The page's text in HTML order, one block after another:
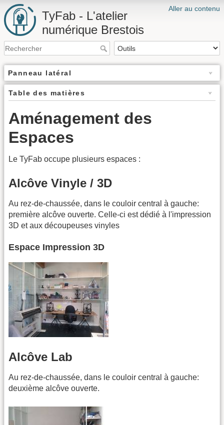
Aller au contenu
TyFab - L'atelier
numérique Brestois
Panneau latéral
Table des matières
Aménagement des
Espaces
Le TyFab occupe plusieurs espaces :
Alcôve Vinyle / 3D
Au rez-de-chaussée, dans le couloir central à gauche:
première alcôve ouverte. Celle-ci est dédié à l'impression
3D et aux découpeuses vinyles
Espace Impression 3D
Alcôve Lab
Au rez-de-chaussée, dans le couloir central à gauche:
deuxième alcôve ouverte.